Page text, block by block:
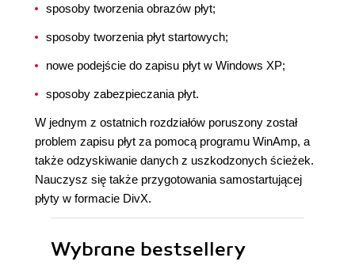
sposoby tworzenia obrazów płyt;
sposoby tworzenia płyt startowych;
nowe podejście do zapisu płyt w Windows XP;
sposoby zabezpieczania płyt.
W jednym z ostatnich rozdziałów poruszony został
problem zapisu płyt za pomocą programu WinAmp, a
także odzyskiwanie danych z uszkodzonych ścieżek.
Nauczysz się także przygotowania samostartującej
płyty w formacie DivX.
Wybrane bestsellery